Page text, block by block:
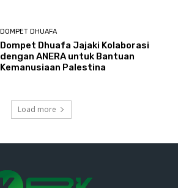
DOMPET DHUAFA
Dompet Dhuafa Jajaki Kolaborasi
dengan ANERA untuk Bantuan
Kemanusiaan Palestina
Load more